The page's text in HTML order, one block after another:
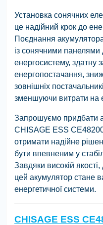
Установка сонячних
це надійний крок до
Поєднання
із сонячними панелями
енергосистему, здатну
енергопостачання,
зовнішніх
зменшуючи витрати на
Запрошуємо придбати
CHISAGE ESS
отримати надійне
бути впевненим у
Завдяки високій якості,
цей акумулятор стане
енергетичної системи.
CHISAGE ESS